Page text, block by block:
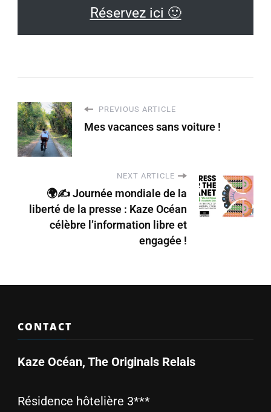
Réservez ici 🙂
PREVIOUS ARTICLE
Mes vacances sans voiture !
NEXT ARTICLE
🌍✍️ Journée mondiale de la
liberté de la presse : Kaze Océan
célèbre l’information libre et
engagée !
CONTACT
Kaze Océan, The Originals Relais
Résidence hôtelière 3***